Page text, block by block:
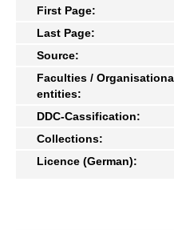
First Page:
Last Page:
Source:
Faculties /
entities:
DDC-Cassification:
Collections:
Licence (German):